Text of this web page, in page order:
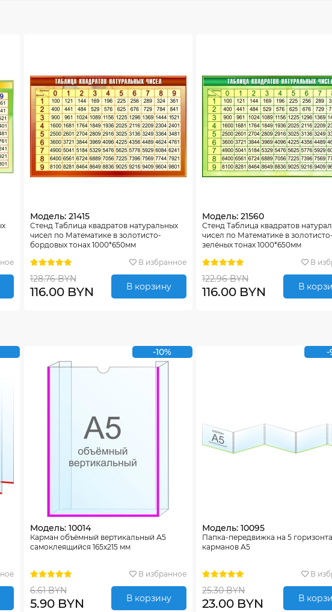
Модель: 21415
Стенд Таблица квадратов натуральных
чисел по Математике в золотисто-
бордовых тонах 1000*650мм
В избранное
128.76 BYN
116.00 BYN В корзину
Модель: 21560
Стенд Таблица квадратов
чисел по Математике в золотисто-
зелёных тонах 1000*650мм
В
122.96 BYN
116.00 BYN В
-10%
Модель: 10014
Карман объёмный вертикальный А5
самоклеящийся 165х215 мм
В избранное
6.61 BYN
5.90 BYN В корзину
-
Модель: 10095
Папка-передвижка на 5
карманов А5
В
25.30 BYN
23.00 BYN В